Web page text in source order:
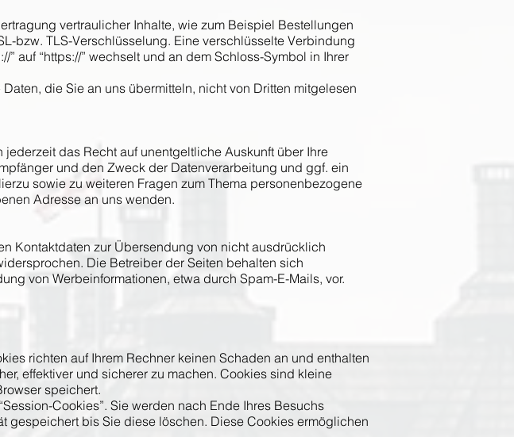
vertraulicher Inhalte, wie zum Beispiel Bestellungen
bzw. TLS-Verschlüsselung. Eine verschlüsselte Verbindung
auf “https://” wechselt und an dem Schloss-Symbol in Ihrer
die Sie an uns übermitteln, nicht von Dritten mitgelesen
das Recht auf unentgeltliche Auskunft über Ihre
und den Zweck der Datenverarbeitung und ggf. ein
sowie zu weiteren Fragen zum Thema personenbezogene
Adresse an uns wenden.
Kontaktdaten zur Übersendung von nicht ausdrücklich
Die Betreiber der Seiten behalten sich
von Werbeinformationen, etwa durch Spam-E-Mails, vor.
richten auf Ihrem Rechner keinen Schaden an und enthalten
effektiver und sicherer zu machen. Cookies sind kleine
speichert.
Cookies”. Sie werden nach Ende Ihres Besuchs
gespeichert bis Sie diese löschen. Diese Cookies ermöglichen